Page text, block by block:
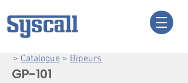
> Catalogue > Bipeurs
GP-101